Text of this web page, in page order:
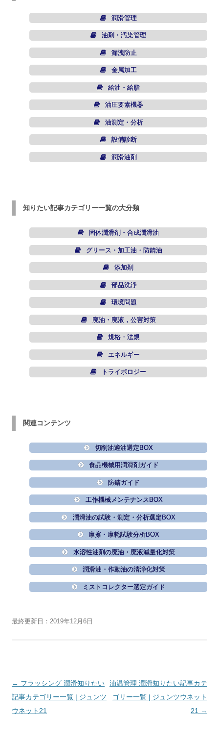
潤滑管理
油剤・汚染管理
漏洩防止
金属加工
給油・給脂
油圧要素機器
油測定・分析
設備診断
潤滑油剤
知りたい記事カテゴリー一覧の大分類
固体潤滑剤・合成潤滑油
グリース・加工油・防錆油
添加剤
部品洗浄
環境問題
廃油・廃液，公害対策
規格・法規
エネルギー
トライボロジー
関連コンテンツ
切削油適油選定BOX
食品機械用潤滑剤ガイド
防錆ガイド
工作機械メンテナンスBOX
潤滑油の試験・測定・分析選定BOX
摩擦・摩耗試験分析BOX
水溶性油剤の廃油・廃液減量化対策
潤滑油・作動油の清浄化対策
ミストコレクター選定ガイド
最終更新日：2019年12月6日
投
稿
ナ
← フラッシング 潤滑知りたい
記事カテゴリー一覧 | ジュンツ
ウネット21
油温管理 潤滑知りたい記事カテ
ゴリー一覧 | ジュンツウネット
21 →